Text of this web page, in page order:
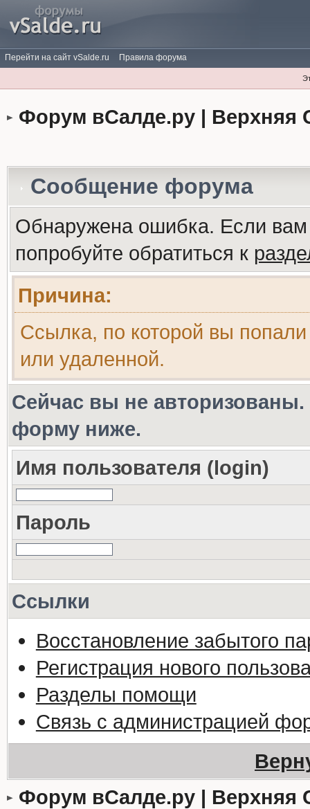
Перейти на сайт vSalde.ru Правила форума
Форум вСалде.ру | Верхняя
Сообщение форума
Обнаружена ошибка. Если
попробуйте обратиться к
Причина:
Ссылка, по которой вы
или удаленной.
Сейчас вы не авторизованы.
форму ниже.
Имя пользователя (login)
Пароль
Ссылки
Восстановление забытого
Регистрация нового
Разделы помощи
Связь с администрацией
Форум вСалде.ру | Верхняя